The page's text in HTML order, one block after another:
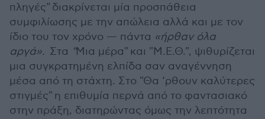
πληγές" διακρίνεται μία προσπάθεια
συμφιλίωσης με την απώλεια αλλά και με τον
ίδιο του τον χρόνο — πάντα «ήρθαν όλα
αργά». Στα "Μια μέρα" και "Μ.Ε.Θ.", ψιθυρίζεται
μια συγκρατημένη ελπίδα σαν αναγέννηση
μέσα από τη στάχτη. Στο "Θα ‘ρθουν καλύτερες
στιγμές" η επιθυμία περνά από το φαντασιακό
στην πράξη, διατηρώντας όμως την λεπτότητα